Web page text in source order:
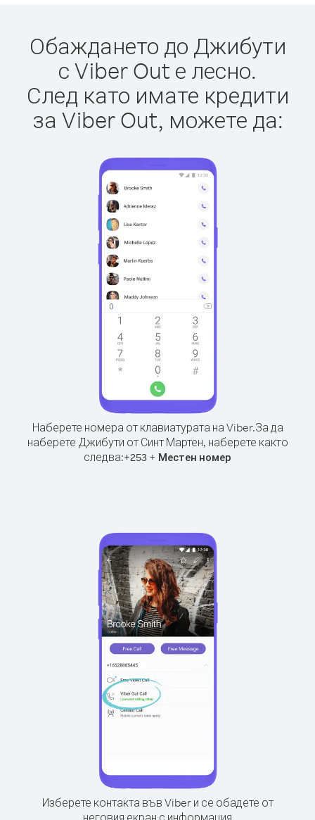
Обаждането до Джибути
с Viber Out е лесно.
След като имате кредити
за Viber Out, можете да:
Наберете номера от клавиатурата на Viber.За да
наберете Джибути от Синт Мартен, наберете както
следва:+253 + Местен номер
Изберете контакта във Viber и се обадете от
неговия екран с информация